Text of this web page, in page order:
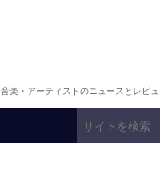
音楽・アーティストのニュースとレビ